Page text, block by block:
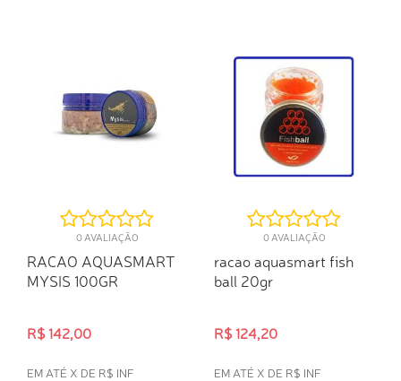
0 AVALIAÇÃO
RACAO AQUASMART
MYSIS 100GR
R$ 142,00
EM ATÉ X DE R$ INF
0 AVALIAÇÃO
racao aquasmart fish
ball 20gr
R$ 124,20
EM ATÉ X DE R$ INF